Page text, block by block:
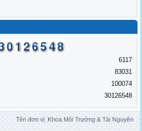
6117
83031
100074
30126548
Môi Trường & Tài Nguyên